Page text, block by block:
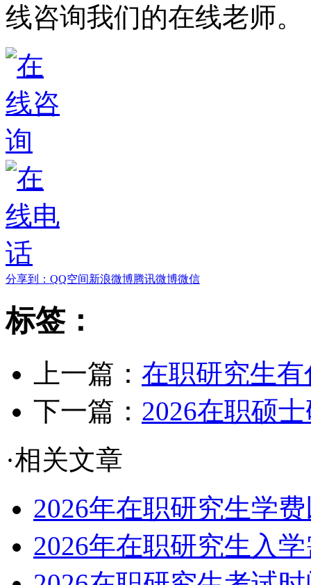
线咨询我们的在线老师。
分享到： QQ空间新浪微博腾讯微博微信
标签：
上一篇： 在职研究生
下一篇： 2026在职硕
·相关文章
2026年在职研究生学
2026年在职研究生入